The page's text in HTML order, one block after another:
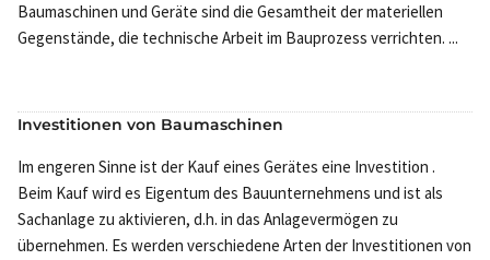
Baumaschinen und Geräte sind die Gesamtheit der materiellen
Gegenstände, die technische Arbeit im Bauprozess verrichten. ...
Investitionen von Baumaschinen
Im engeren Sinne ist der Kauf eines Gerätes eine Investition .
Beim Kauf wird es Eigentum des Bauunternehmens und ist als
Sachanlage zu aktivieren, d.h. in das Anlagevermögen zu
übernehmen. Es werden verschiedene Arten der Investitionen von